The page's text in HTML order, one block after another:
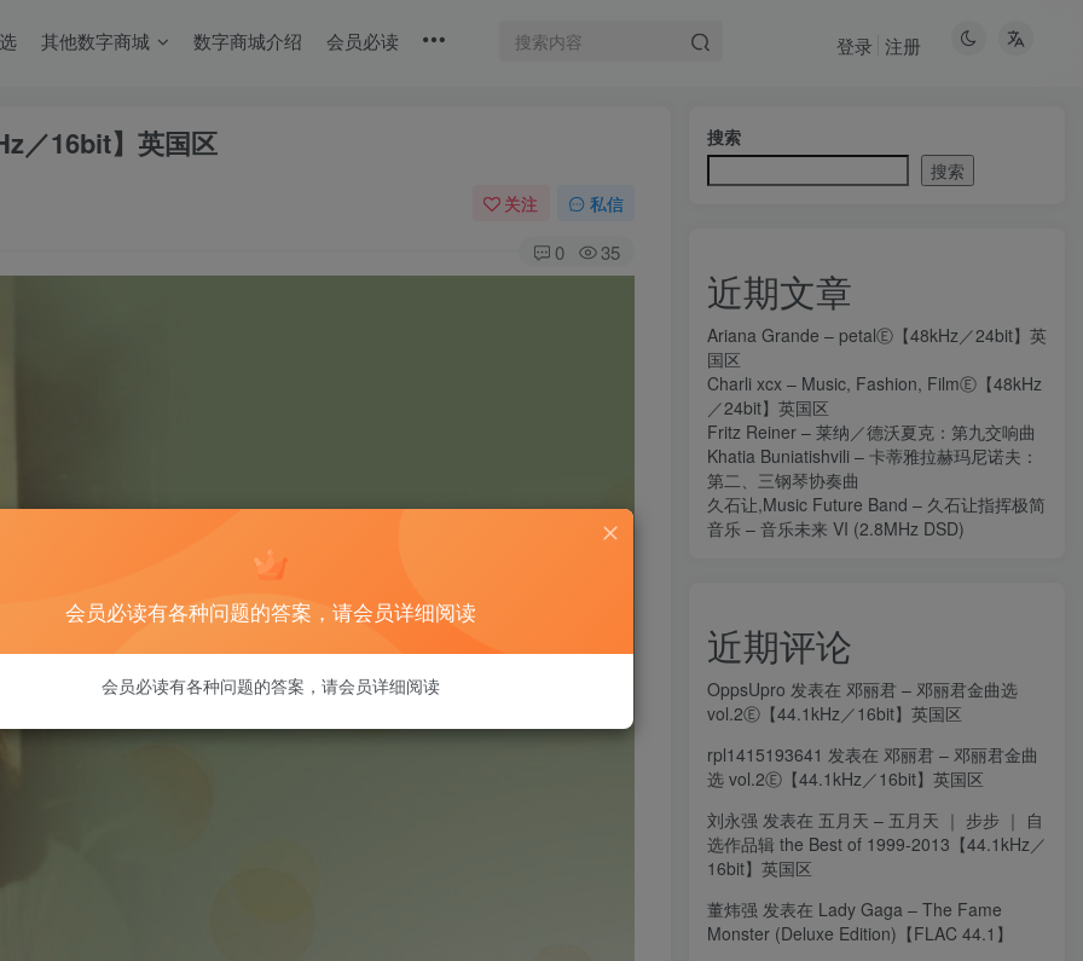
其他数字商城 数字商城介绍 会员必读 登录 注册
／16bit】英国区
关注 私信
0 35
搜索
搜索
近期文章
Ariana Grande – petalⒺ【48kHz／24bit】英
国区
Charli xcx – Music, Fashion, FilmⒺ【48kHz
／24bit】英国区
Fritz Reiner – 莱纳／德沃夏克：第九交响曲
Khatia Buniatishvili – 卡蒂雅拉赫玛尼诺夫：
第二、三钢琴协奏曲
久石让,Music Future Band – 久石让指挥极简
音乐 – 音乐未来 VI (2.8MHz DSD)
近期评论
OppsUpro 发表在 邓丽君 – 邓丽君金曲选
vol.2Ⓔ【44.1kHz／16bit】英国区
rpl1415193641 发表在 邓丽君 – 邓丽君金曲
选 vol.2Ⓔ【44.1kHz／16bit】英国区
刘永强 发表在 五月天 – 五月天 ｜ 步步 ｜ 自
选作品辑 the Best of 1999-2013【44.1kHz／
16bit】英国区
董炜强 发表在 Lady Gaga – The Fame
Monster (Deluxe Edition)【FLAC 44.1】
会员必读有各种问题的答案，请会员详细阅读
会员必读有各种问题的答案，请会员详细阅读